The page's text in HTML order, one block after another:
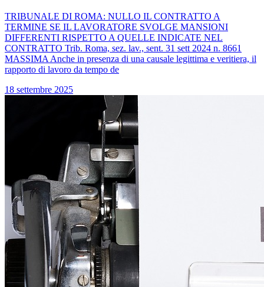
TRIBUNALE DI ROMA: NULLO IL CONTRATTO A
TERMINE SE IL LAVORATORE SVOLGE MANSIONI
DIFFERENTI RISPETTO A QUELLE INDICATE NEL
CONTRATTO Trib. Roma, sez. lav., sent. 31 sett 2024 n. 8661
MASSIMA Anche in presenza di una causale legittima e veritiera, il
rapporto di lavoro da tempo de
18 settembre 2025